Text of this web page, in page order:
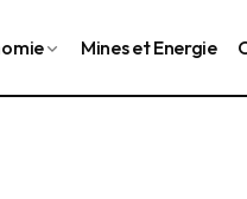
Mines et Energie